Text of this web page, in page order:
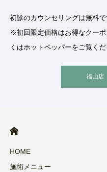
初診のカウンセリングは無料
※初回限定価格はお得なクー
くはホットペッパーをご覧くだ
福山店
HOME
施術メニュー